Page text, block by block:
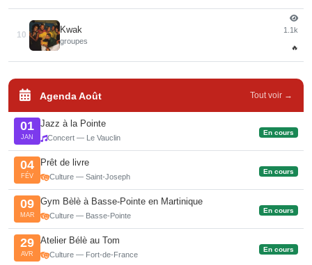
10
Kwak
groupes
1.1k
🔥
Agenda Août Tout voir →
01
JAN
Jazz à la Pointe
Concert — Le Vauclin
En cours
04
FÉV
Prêt de livre
Culture — Saint-Joseph
En cours
09
MAR
Gym Bèlè à Basse-Pointe en Martinique
Culture — Basse-Pointe
En cours
29
AVR
Atelier Bélè au Tom
Culture — Fort-de-France
En cours